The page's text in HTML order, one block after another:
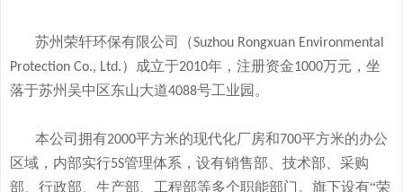
苏州荣轩环保有限公司（Suzhou Rongxuan Environmental
Protection Co., Ltd.）成立于2010年，注册资金1000万元，坐
落于苏州吴中区东山大道4088号工业园。
本公司拥有2000平方米的现代化厂房和700平方米的办公
区域，内部实行5S管理体系，设有销售部、技术部、采购
部、行政部、生产部、工程部等多个职能部门。旗下设有“荣